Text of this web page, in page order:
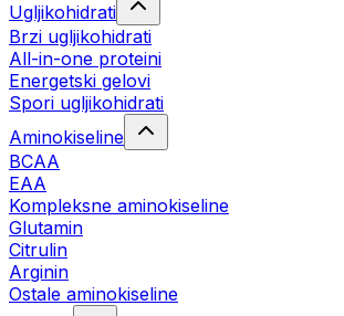
Ugljikohidrati
Brzi ugljikohidrati
All-in-one proteini
Energetski gelovi
Spori ugljikohidrati
Aminokiseline
BCAA
EAA
Kompleksne aminokiseline
Glutamin
Citrulin
Arginin
Ostale aminokiseline